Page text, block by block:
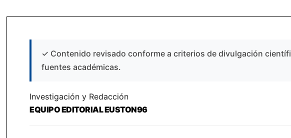
✓ Contenido revisado conforme a criterios de divulgación
fuentes académicas.
Investigación y Redacción
EQUIPO EDITORIAL EUSTON96